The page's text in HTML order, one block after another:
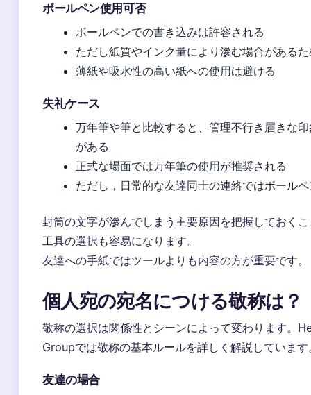
ボールペン使用可否
ボールペンでの書き込みは許容される
ただし紙質やインク量により滲む場合がある
薄紙や吸水性の高い紙への使用は避ける
失礼ケース
万年筆や筆と比較すると、管理不行き届きな
がある
正式な場面では万年筆の使用が推奨される
ただし，日常的な友達同士の連絡ではボール
封筒の文字が滲んでしまう主要原因を把握しておく
工具の選択も容易になります。
友達への手紙ではツールよりも内容の方が重要です。
個人宛の宛名につける敬称は？
敬称の選択は関係性とシーンによって変わります。
Groupでは敬称の基本ルールを詳しく解説しています
友達の場合